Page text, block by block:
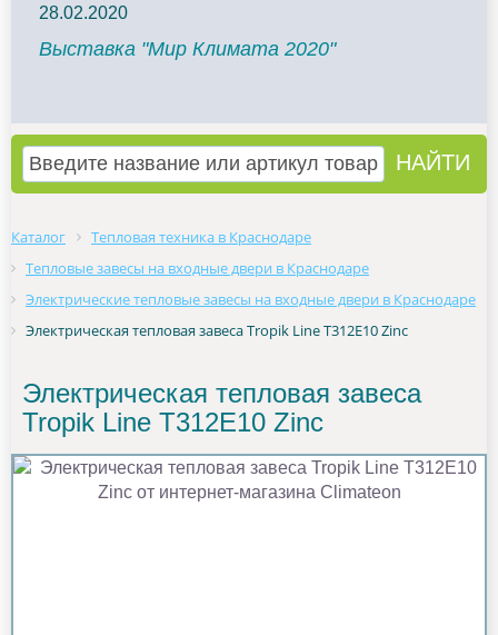
28.02.2020
Выставка "Мир Климата 2020"
Каталог
Тепловая техника в Краснодаре
Тепловые завесы на входные двери в Краснодаре
Электрические тепловые завесы на входные двери в Краснодаре
Электрическая тепловая завеса Tropik Line Т312Е10 Zinc
Электрическая тепловая завеса
Tropik Line Т312Е10 Zinc